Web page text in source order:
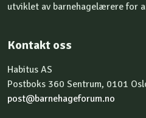
utviklet av barnehagelærere for
Kontakt oss
Habitus AS
Postboks 360 Sentrum, 0101
post@barnehageforum.no